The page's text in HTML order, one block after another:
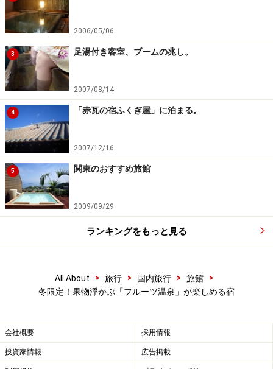
2006/05/06
3 足湯付き客室、ブームの兆し。
2007/08/14
4 「赤瓦の宿ふくぎ屋」に泊まる。
2007/12/16
5 関東のおすすめ旅館
2009/09/29
ランキングをもっと見る
All About > 旅行 > 国内旅行 > 旅館
>
冬限定！果物浮かぶ「フルーツ温泉」が楽しめる宿
会社概要 採用情報
投資家情報 広告掲載